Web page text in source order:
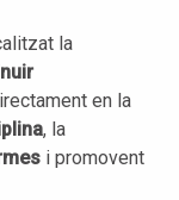
la
en la
, la
i promovent